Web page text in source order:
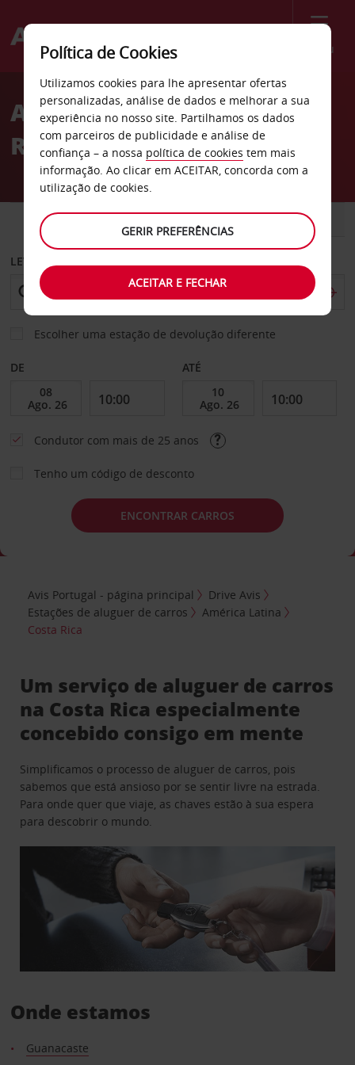
Menu
Welcome
AvisAluguer de carros Costa
Rica
CARRO COMERCIAIS
LEVANTAR EM
Escolher uma estação de devolução diferente
DE ATÉ
Condutor com mais de 25 anos
Tenho um código de desconto
ENCONTRAR CARROS
Avis Portugal - página principal
Drive Avis
Estações de aluguer de carros
América Latina
Costa Rica
Um serviço de aluguer de carros
na Costa Rica especialmente
concebido consigo em mente
Simplificamos o processo de aluguer de carros, pois
sabemos que está ansioso por se sentir livre na estrada.
Para onde quer que viaje, as chaves estão à sua espera
para descobrir o mundo.
Onde estamos
Guanacaste
Política de Cookies
Utilizamos cookies para lhe apresentar ofertas
personalizadas, análise de dados e melhorar a sua
experiência no nosso site. Partilhamos os dados
com parceiros de publicidade e análise de
confiança – a nossa política de cookies tem mais
informação. Ao clicar em ACEITAR, concorda com a
utilização de cookies.
GERIR PREFERÊNCIAS
ACEITAR E FECHAR